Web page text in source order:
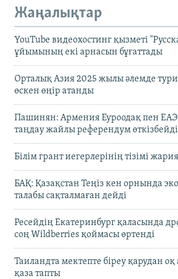
Жаңалықтар
YouTube видеохостинг қызметі
ұйымының екі арнасын бұғаттады
Орталық Азия 2025 жылы әлемде
өскен өңір атанды
Пашинян: Армения Еуроодақ пен
таңдау жайлы референдум өткізбейді
Білім грант иегерлерінің тізімі
БАҚ: Қазақстан Теңіз кен орнында
талабы сақталмаған дейді
Ресейдің Екатеринбург қаласында
соң Wildberries қоймасы өртенді
Таиландта мектепте біреу қарудан
қаза тапты